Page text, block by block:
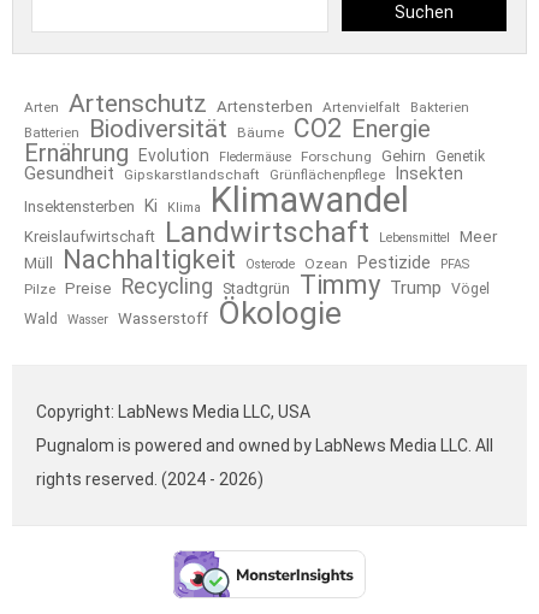
Suchen
Arten Artenschutz Artensterben Artenvielfalt
Bakterien
Batterien
Biodiversität Bäume CO2 Energie
Ernährung
Evolution Fledermäuse Forschung Gehirn Genetik
Gesundheit Gipskarstlandschaft Grünflächenpflege Insekten
Insektensterben Ki Klima Klimawandel
Kreislaufwirtschaft Landwirtschaft Lebensmittel
Meer
Müll
Nachhaltigkeit Osterode Ozean Pestizide PFAS
Pilze Preise Recycling Stadtgrün Timmy Trump
Vögel
Wald
Wasser Wasserstoff Ökologie
Copyright: LabNews Media LLC, USA
Pugnalom is powered and owned by LabNews Media LLC. All
rights reserved. (2024 - 2026)